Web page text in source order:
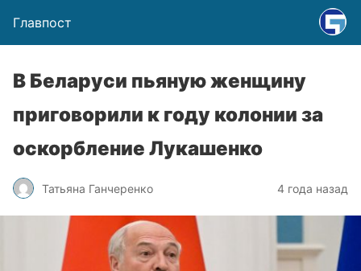
Главпост
В Беларуси пьяную женщину
приговорили к году колонии за
оскорбление Лукашенко
Татьяна Ганчеренко 4 года назад